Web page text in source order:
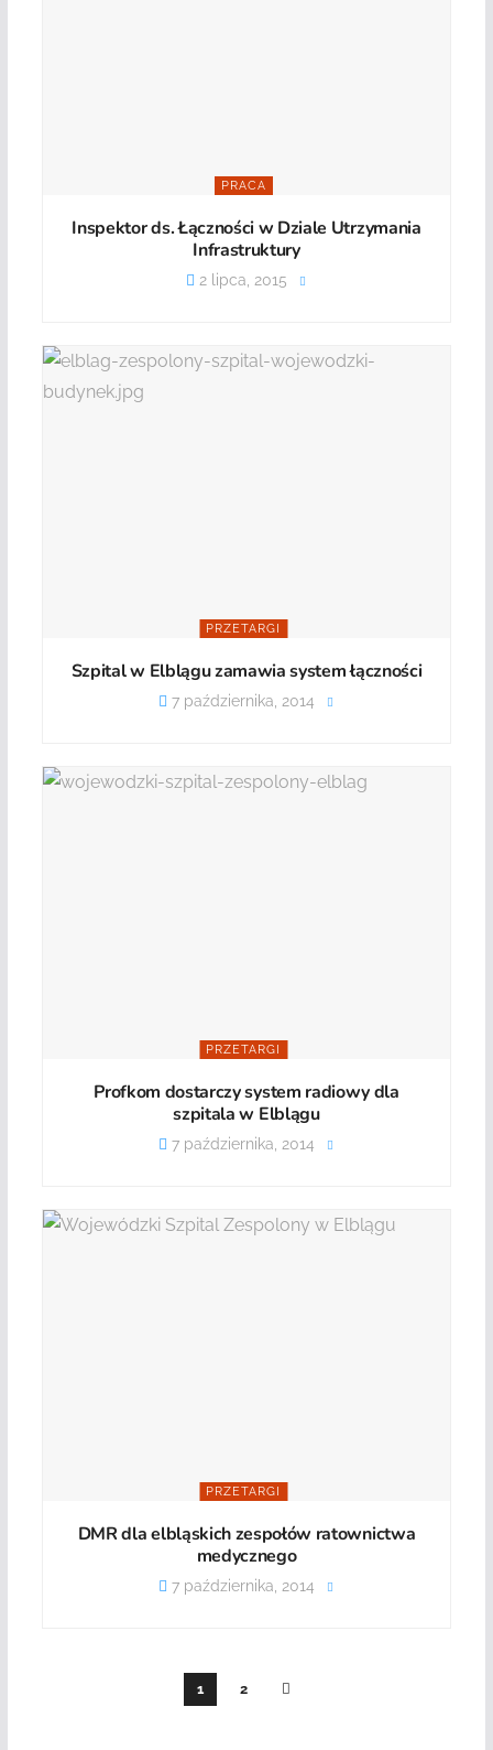
PRACA
Inspektor ds. Łączności w Dziale Utrzymania
Infrastruktury
2 lipca, 2015
PRZETARGI
Szpital w Elblągu zamawia system łączności
7 października, 2014
PRZETARGI
Profkom dostarczy system radiowy dla
szpitala w Elblągu
7 października, 2014
PRZETARGI
DMR dla elbląskich zespołów ratownictwa
medycznego
7 października, 2014
1 2